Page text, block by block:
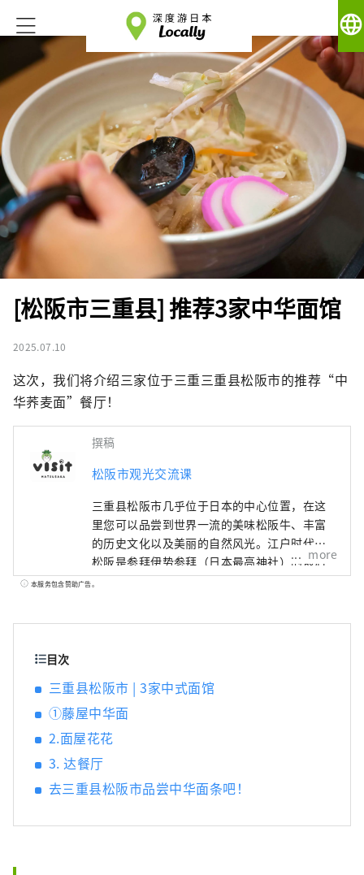
language
[松阪市三重县] 推荐3家中华面馆
2025.07.10
这次，我们将介绍三家位于三重三重县松阪市的推荐“中
华荞麦面”餐厅！
撰稿
松阪市观光交流课
三重县松阪市几乎位于日本的中心位置，在这
里您可以品尝到世界一流的美味松阪牛、丰富
的历史文化以及美丽的自然风光。江户时代，
松阪是参拜伊势参拜（日本最高神社）的最后
驿站。这些商人在江户成功地进行了松阪棉花
more
本服务包含赞助广告。
目次
三重县松阪市 | 3家中式面馆
①藤屋中华面
2.面屋花花
3. 达餐厅
去三重县松阪市品尝中华面条吧！